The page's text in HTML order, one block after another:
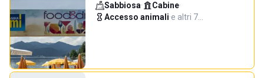
Sabbiosa· Cabine·
Accesso animali·e altri 7…